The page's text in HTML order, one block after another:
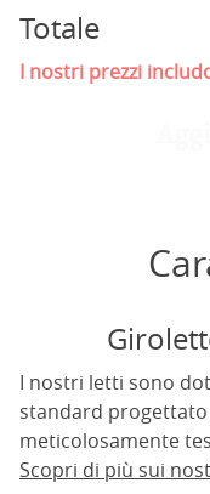
Totale
I nostri prezzi
I nostri letti sono
standard
meticolosamente
Scopri di più sui